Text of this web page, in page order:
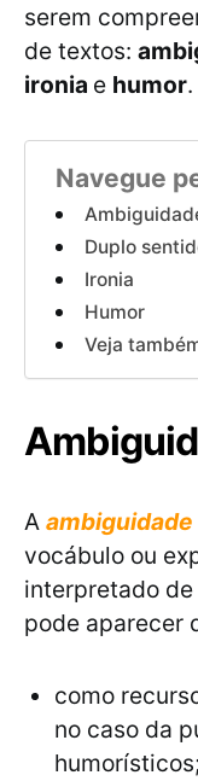
serem
de textos:
ironia e humor.
Navegue
Duplo
Ironia
Humor
Veja
A ambiguidade
vocábulo ou
interpretado de
pode aparecer
como
no caso da
humorísticos;